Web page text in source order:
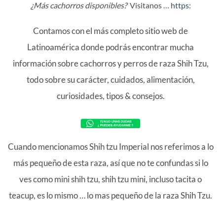
¿Más cachorros disponibles?Visitanos … https:
Contamos con el más completo sitio web de
Latinoamérica donde podrás encontrar mucha
información sobre cachorros y perros de raza Shih Tzu,
todo sobre su carácter, cuidados, alimentación,
curiosidades, tipos & consejos.
Cuando mencionamos Shih tzu Imperial nos referimos a lo
más pequeño de esta raza, así que no te confundas si lo
ves como mini shih tzu, shih tzu mini, incluso tacita o
teacup, es lo mismo … lo mas pequeño de la raza Shih Tzu.